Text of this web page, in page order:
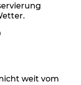
weit vom